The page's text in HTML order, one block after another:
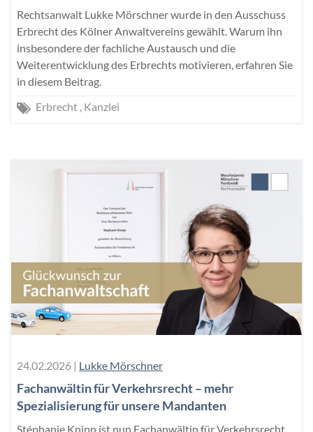
Rechtsanwalt Lukke Mörschner wurde in den Ausschuss
Erbrecht des Kölner Anwaltvereins gewählt. Warum ihn
insbesondere der fachliche Austausch und die
Weiterentwicklung des Erbrechts motivieren, erfahren Sie
in diesem Beitrag.
Erbrecht Kanzlei
24.02.2026 | Lukke Mörschner
Fachanwältin für Verkehrsrecht – mehr
Spezialisierung für unsere Mandanten
Stéphanie Knipp ist nun Fachanwältin für Verkehrsrecht.